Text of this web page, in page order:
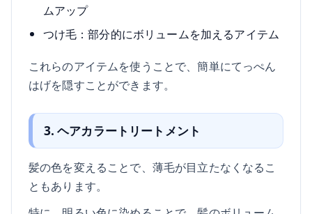
ムアップ
つけ毛：部分的にボリュームを加えるアイテム
これらのアイテムを使うことで、簡単にてっぺん
はげを隠すことができます。
3. ヘアカラートリートメント
髪の色を変えることで、薄毛が目立たなくなるこ
ともあります。